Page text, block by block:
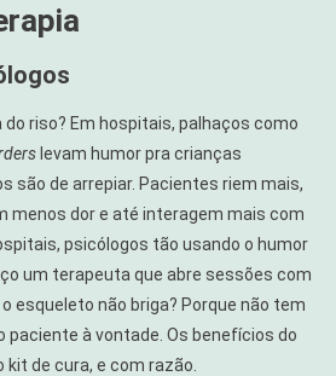
riso? Em hospitais, palhaços como
levam humor pra crianças
são de arrepiar. Pacientes riem mais,
menos dor e até interagem mais com
psicólogos tão usando o humor
um terapeuta que abre sessões com
esqueleto não briga? Porque não tem
paciente à vontade. Os benefícios do
de cura, e com razão.